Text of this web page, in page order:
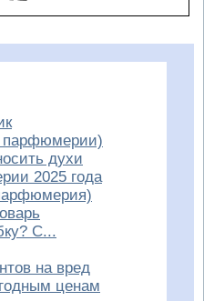
парфюмерии)
духи
2025 года
С...
на вред
ценам